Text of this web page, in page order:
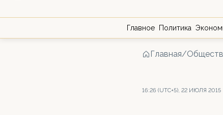
Главное Политика
Главная/
16:26 (UTC+5), 22 ИЮЛЯ 2015